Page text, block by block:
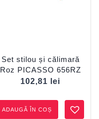
Set stilou și călimară
Roz PICASSO 656RZ
102,81
lei
ADAUGĂ ÎN COȘ